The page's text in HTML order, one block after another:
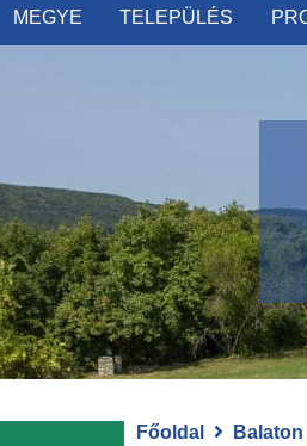
MEGYE TELEPÜLÉS
Főoldal